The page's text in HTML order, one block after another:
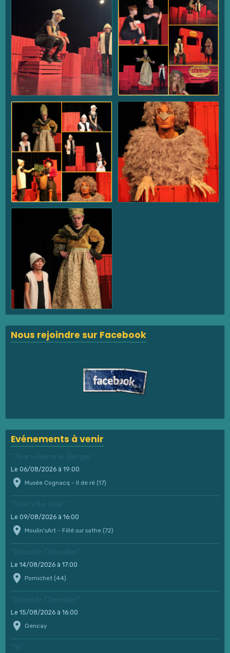
Nous rejoindre sur Facebook
Evénements à venir
"Jean-Pierre le Berger"
Le 06/08/2026 à 19:00
Musée Cognacq - Il de ré (17)
"Vite Vite Vite"
Le 09/08/2026 à 16:00
Moulin'sArt - Fillé sur sathe (72)
"Raoul le Chevalier"
Le 14/08/2026 à 17:00
Pornichet (44)
"Raoul le Chevalier"
Le 15/08/2026 à 16:00
Gencay
"16"